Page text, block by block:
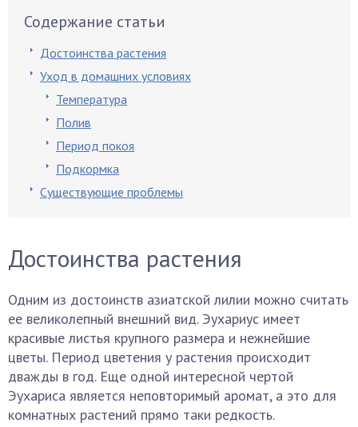
Содержание статьи
Достоинства растения
Уход в домашних условиях
Температура
Полив
Период покоя
Подкормка
Существующие проблемы
Достоинства растения
Одним из достоинств азиатской лилии можно считать
ее великолепный внешний вид. Эухариус имеет
красивые листья крупного размера и нежнейшие
цветы. Период цветения у растения происходит
дважды в год. Еще одной интересной чертой
Эухариса является неповторимый аромат, а это для
комнатных растений прямо таки редкость.